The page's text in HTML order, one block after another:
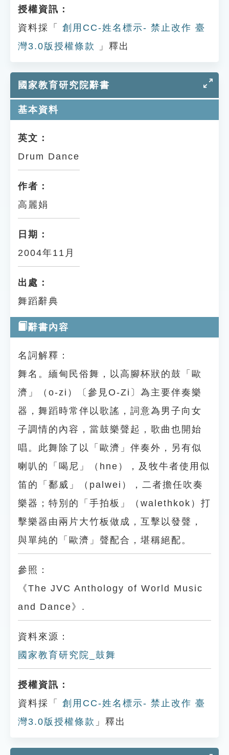
授權資訊：
資料採「
創用CC-姓名標示- 禁止改作 臺
灣3.0版授權條款
」釋出
國家教育研究院辭書
基本資料
英文：
Drum Dance
作者：
高麗娟
日期：
2004年11月
出處：
舞蹈辭典
辭書內容
名詞解釋：
舞名。緬甸民俗舞，以高腳杯狀的鼓「歐
濟」（o-zi）〔參見O-Zi〕為主要伴奏樂
器，舞蹈時常伴以歌謠，詞意為男子向女
子調情的內容，當鼓樂聲起，歌曲也開始
唱。此舞除了以「歐濟」伴奏外，另有似
喇叭的「喝尼」（hne），及牧牛者使用似
笛的「鄱威」（palwei），二者擔任吹奏
樂器；特別的「手拍板」（walethkok）打
擊樂器由兩片大竹板做成，互擊以發聲，
與單純的「歐濟」聲配合，堪稱絕配。
參照：
《The JVC Anthology of World Music
and Dance》.
資料來源：
國家教育研究院_鼓舞
授權資訊：
資料採「
創用CC-姓名標示- 禁止改作 臺
灣3.0版授權條款 」釋出